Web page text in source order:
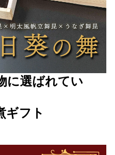
に選ばれてい
ギフト